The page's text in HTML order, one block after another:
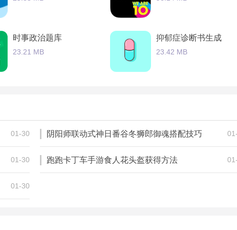
时事政治题库
23.21 MB
抑郁症诊断书生成
23.42 MB
01-30 阴阳师联动式神日番谷冬狮郎御魂搭配技巧
01-30 跑跑卡丁车手游食人花头盔获得方法
01-30